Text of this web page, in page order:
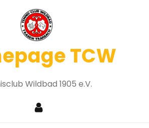
TCW
Wildbad 1905 e.V.